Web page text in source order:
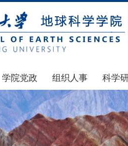
学院党政
通知公告
学院发文
党委会议纪要
组织人事
通知公告
博士后管理
人才招聘
科学
国家
科研
通知